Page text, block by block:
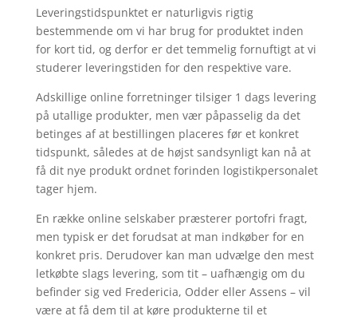
Leveringstidspunktet er naturligvis rigtig
bestemmende om vi har brug for produktet inden
for kort tid, og derfor er det temmelig fornuftigt at vi
studerer leveringstiden for den respektive vare.
Adskillige online forretninger tilsiger 1 dags levering
på utallige produkter, men vær påpasselig da det
betinges af at bestillingen placeres før et konkret
tidspunkt, således at de højst sandsynligt kan nå at
få dit nye produkt ordnet forinden logistikpersonalet
tager hjem.
En række online selskaber præsterer portofri fragt,
men typisk er det forudsat at man indkøber for en
konkret pris. Derudover kan man udvælge den mest
letkøbte slags levering, som tit – uafhængig om du
befinder sig ved Fredericia, Odder eller Assens – vil
være at få dem til at køre produkterne til et